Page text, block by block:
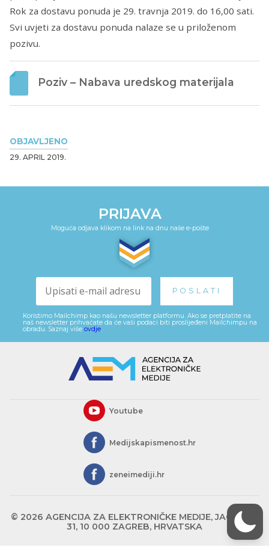
OBJAVLJENO
29. APRIL 2019.
Rok za dostavu ponuda je 29. travnja 2019. do 16,00 sati.
Svi uvjeti za dostavu ponuda nalaze se u priloženom
pozivu.
Poziv – Nabava uredskog materijala
PRIJAVA
Moguća odjava klikom na link na dnu naše e-pošte
Koristimo Mailchimp kao našu newsletter platformu. Ako se pretplatite na
naš newsletter prihvaćate da će vaši podaci biti proslijeđeni Mailchimpu na
obradu. Saznaj više ovdje.
Youtube
Medijskapismenost.hr
zeneimediji.hr
© 2026 AGENCIJA ZA ELEKTRONIČKE MEDIJE, JAGIĆEVA
31, 10 000 ZAGREB, HRVATSKA